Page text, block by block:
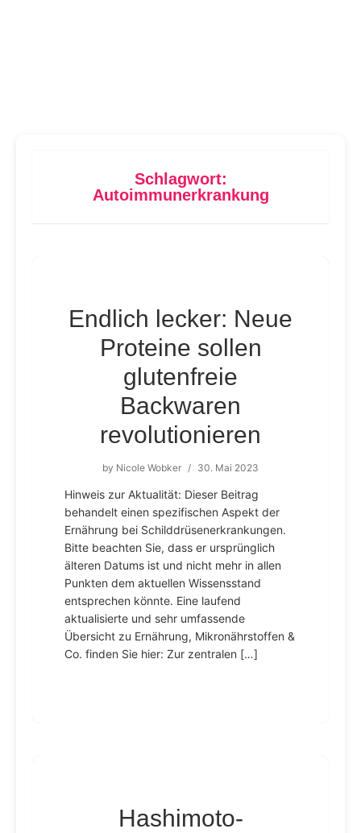
Schlagwort:
Autoimmunerkrankung
Endlich lecker: Neue
Proteine sollen
glutenfreie
Backwaren
revolutionieren
by Nicole Wobker / 30. Mai 2023
Hinweis zur Aktualität: Dieser Beitrag
behandelt einen spezifischen Aspekt der
Ernährung bei Schilddrüsenerkrankungen.
Bitte beachten Sie, dass er ursprünglich
älteren Datums ist und nicht mehr in allen
Punkten dem aktuellen Wissensstand
entsprechen könnte. Eine laufend
aktualisierte und sehr umfassende
Übersicht zu Ernährung, Mikronährstoffen &
Co. finden Sie hier: Zur zentralen […]
Hashimoto-